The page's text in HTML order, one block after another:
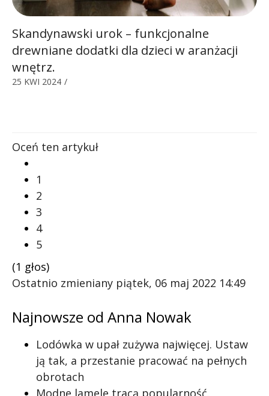
Skandynawski urok – funkcjonalne
drewniane dodatki dla dzieci w aranżacji
wnętrz.
25 KWI 2024 /
Oceń ten artykuł
1
2
3
4
5
(1 głos)
Ostatnio zmieniany piątek, 06 maj 2022 14:49
Najnowsze od Anna Nowak
Lodówka w upał zużywa najwięcej. Ustaw
ją tak, a przestanie pracować na pełnych
obrotach